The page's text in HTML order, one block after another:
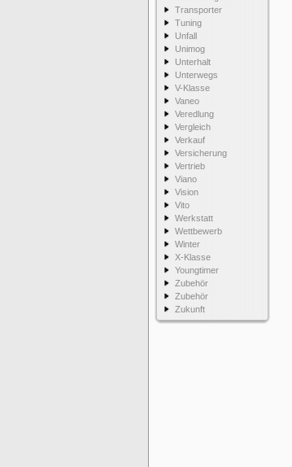
Transporter
Tuning
Unfall
Unimog
Unterhalt
Unterwegs
V-Klasse
Vaneo
Veredlung
Vergleich
Verkauf
Versicherung
Vertrieb
Viano
Vision
Vito
Werkstatt
Wettbewerb
Winter
X-Klasse
Youngtimer
Zubehör
Zubehör
Zukunft